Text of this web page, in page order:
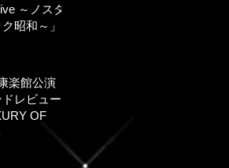
～ノスタ
昭和～」
楽館公演
レビュー
OF